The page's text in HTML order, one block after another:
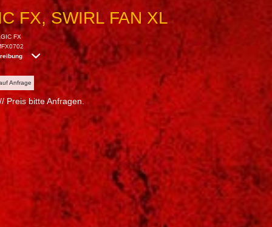
FX, SWIRL FAN XL
FX
Anfrage
Preis bitte Anfragen.